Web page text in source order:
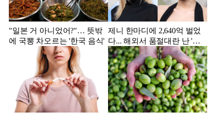
"일본 거 아니었어?"… 뜻밖
에 국뽕 차오르는 '한국 음식'
제니 한마디에 2,640억 벌었
다... 해외서 품절대란 난 '한
국 과자'